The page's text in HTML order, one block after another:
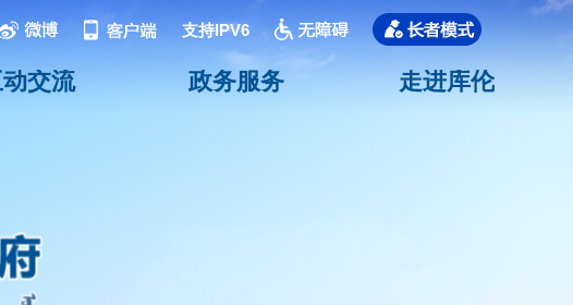
支持IPV6
交流 政务服务 走进库伦